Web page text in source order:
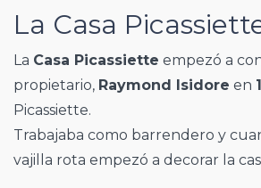
La Casa
La Casa Picassiette empezó a
propietario, Raymond Isidore en
Picassiette.
Trabajaba como barrendero y
vajilla rota empezó a decorar la